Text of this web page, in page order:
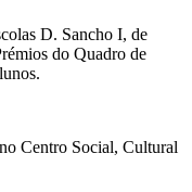
D. Sancho I, de
do Quadro de
Centro Social, Cultural